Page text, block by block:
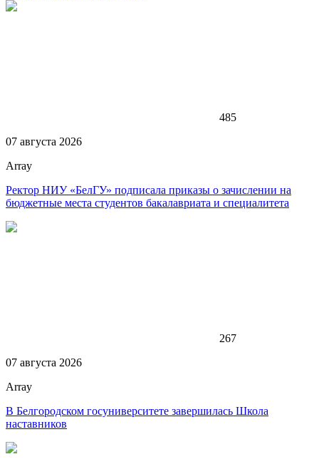
485
07 августа 2026
Array
Ректор НИУ «БелГУ» подписала приказы о зачислении на
бюджетные места студентов бакалавриата и специалитета
267
07 августа 2026
Array
В Белгородском госуниверситете завершилась Школа
наставников